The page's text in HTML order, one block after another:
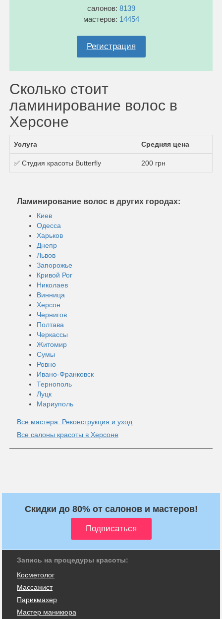
салонов: 8139
мастеров: 14454
Регистрация
Сколько стоит
ламинирование волос в
Херсоне
Услуга Средняя цена
✅ Студия красоты Butterfly 200 грн
Ламинирование волос в других городах:
Киев
Одесса
Харьков
Днепр
Львов
Запорожье
Кривой Рог
Николаев
Винница
Херсон
Чернигов
Полтава
Черкассы
Житомир
Сумы
Ровно
Ивано-Франковск
Тернополь
Луцк
Мариуполь
Все мастера: Реконструкция и уход
Все салоны красоты в Херсоне
Скидки до 80% от салонов и мастеров!
Запись на процедуры красоты:
Косметолог
Массажист
Парикмахер
Мастер маникюра